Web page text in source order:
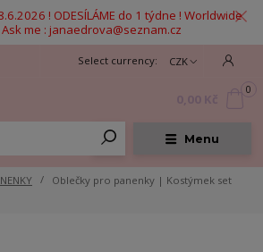
! ODESÍLÁME do 1 týdne ! Worldwide
Ask me : janaedrova@seznam.cz
Menu
CZK
0
Oblečky pro panenky | Kostýmek set